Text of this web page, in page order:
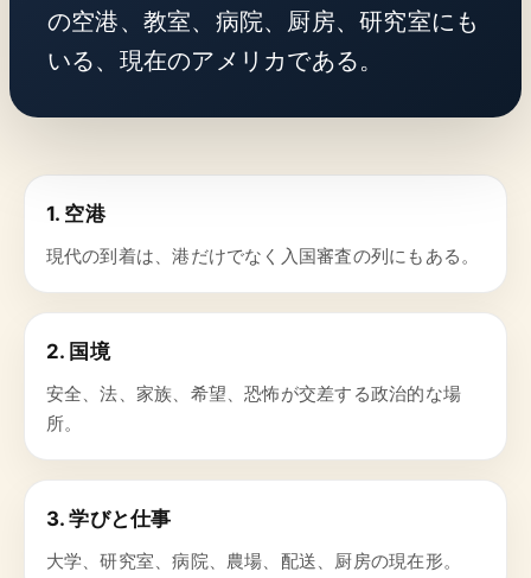
の空港、教室、病院、厨房、研究室にも
いる、現在のアメリカである。
1. 空港
現代の到着は、港だけでなく入国審査の列にもある。
2. 国境
安全、法、家族、希望、恐怖が交差する政治的な場
所。
3. 学びと仕事
大学、研究室、病院、農場、配送、厨房の現在形。